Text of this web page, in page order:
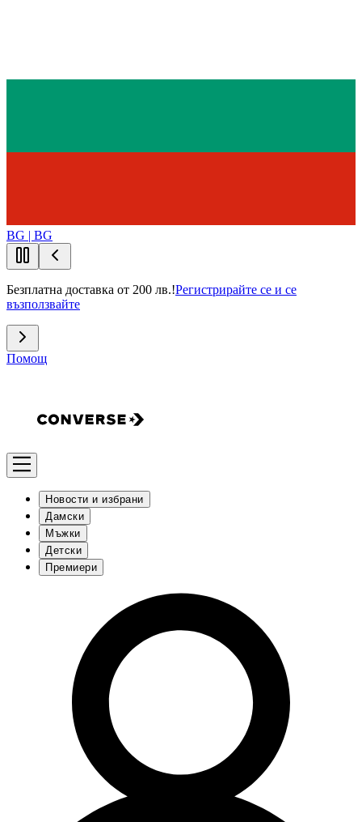
BG | BG
Безплатна доставка от 200 лв.!Регистрирайте се и се
възползвайте
Помощ
Новости и избрани
Дамски
Мъжки
Детски
Премиери